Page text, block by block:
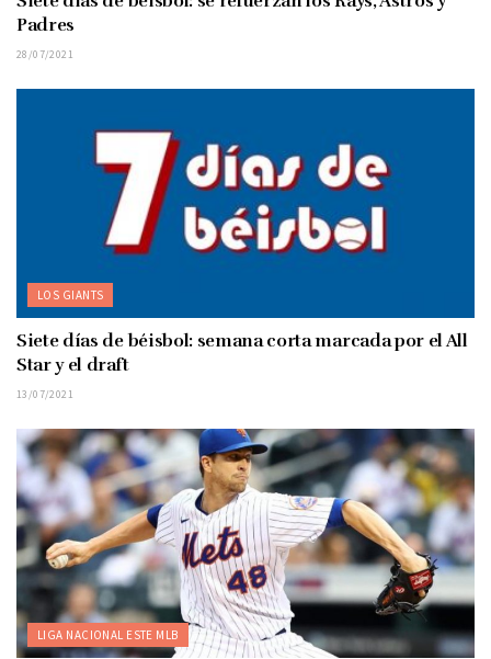
Padres
28/07/2021
LOS GIANTS
Siete días de béisbol: semana corta marcada por el All
Star y el draft
13/07/2021
LIGA NACIONAL ESTE MLB